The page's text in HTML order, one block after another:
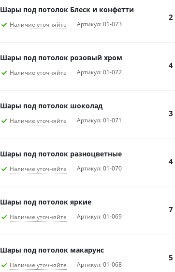
Шары под потолок Блеск и конфетти
Наличие уточняйте Артикул: 01-073
2
Шары под потолок розовый хром
Наличие уточняйте Артикул: 01-072
4
Шары под потолок шоколад
Наличие уточняйте Артикул: 01-071
3
Шары под потолок разноцветные
Наличие уточняйте Артикул: 01-070
4
Шары под потолок яркие
Наличие уточняйте Артикул: 01-069
7
Шары под потолок макарунс
Наличие уточняйте Артикул: 01-068
5